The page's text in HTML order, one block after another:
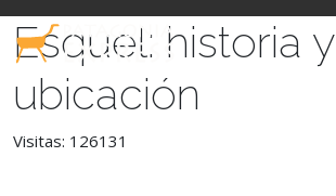
Esquel: historia y
ubicación
Visitas: 126131